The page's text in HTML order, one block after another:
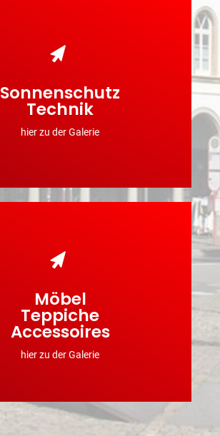
Sonnenschutz
Technik
hier zu der Galerie
INFOS & BILDER
Möbel
Teppiche
Accessoires
hier zu der Galerie
INFOS & BILDER